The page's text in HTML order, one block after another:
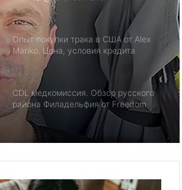
Опыт покупки трака в США от Alex
Manko. Цена, условия кредита
CDL медкомиссия. Обзор русского
района Филадельфия от Freedom
isn’t free